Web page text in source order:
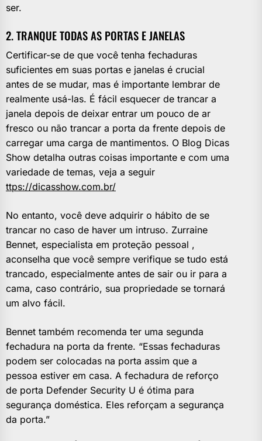
ser.
2. TRANQUE TODAS AS PORTAS E JANELAS
Certificar-se de que você tenha fechaduras
suficientes em suas portas e janelas é crucial
antes de se mudar, mas é importante lembrar de
realmente usá-las. É fácil esquecer de trancar a
janela depois de deixar entrar um pouco de ar
fresco ou não trancar a porta da frente depois de
carregar uma carga de mantimentos. O Blog Dicas
Show detalha outras coisas importante e com uma
variedade de temas, veja a seguir
ttps://dicasshow.com.br/
No entanto, você deve adquirir o hábito de se
trancar no caso de haver um intruso. Zurraine
Bennet, especialista em proteção pessoal ,
aconselha que você sempre verifique se tudo está
trancado, especialmente antes de sair ou ir para a
cama, caso contrário, sua propriedade se tornará
um alvo fácil.
Bennet também recomenda ter uma segunda
fechadura na porta da frente. “Essas fechaduras
podem ser colocadas na porta assim que a
pessoa estiver em casa. A fechadura de reforço
de porta Defender Security U é ótima para
segurança doméstica. Eles reforçam a segurança
da porta.”